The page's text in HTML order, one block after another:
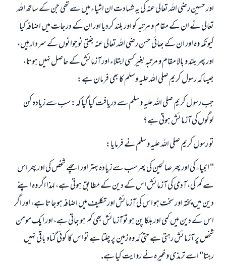
اور حسين رضى اللہ تعالى عنہ كى يہ شہادت ان اشياء ميں سے تھى جن كے ساتھ اللہ
تعالى نے ان كے مقام و مرتبہ كو اور بلند كرديا اور ان كے درجات ميں اضافہ كيا
كيونكہ وہ اور ان كے بھائى حسن رضى اللہ تعالى عنہ جنتى نوجوانوں كے سردار ہيں،
اور پھر بلند و بالا مقام و مرتبہ بغير كسى ابتلاء اور آزمائش كے حاصل نہيں ہوتا،
جيسا كہ رسول كريم صلى اللہ عليہ وسلم كا بھى فرمان ہے:
جب رسول كريم صلى اللہ عليہ وسلم سے دريافت كيا گيا كہ: سب سے زيادہ كن
لوگوں كى آزمائش ہوتى ہے؟
تو رسول كريم صلى اللہ عليہ وسلم نے فرمايا:
" انبياء كى اور پھر صالحين كى پھر سب سے زيادہ بہتر اور اچھے شخص كى اور پھر اس
سے كم كى، آدمى كى آزمائش اس كے دين كے مطابق ہوتى ہے، لہذا اگر وہ اپنے
دين ميں پختہ اور سخت ہو اس كى آزمائش اور تكليف ميں اضافہ ہوجاتا ہے، اور اگر
اس كے دين ميں كمى اور ہلكا پن ہو تو آزمائش بھى كم ہو جاتى ہے، اور ايك مومن
شخص پر آزمائش رہتى ہے حتى كہ وہ زمين پر چلتا ہے تو اس كا كوئى گناہ باقى نہيں
رہتا" اسے ترمذى وغيرہ نے روايت كيا ہے.